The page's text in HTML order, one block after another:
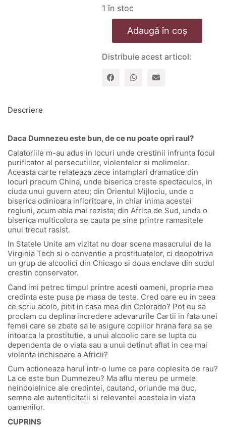
a
fost:
£14.00.
este:
£7.00.
1 în stoc
Cantitate
Masura
credintei
Adaugă în coș
Distribuie acest articol:
Descriere
Daca Dumnezeu este bun, de ce nu poate opri raul?
Calatoriile m-au adus in locuri unde crestinii infrunta focul
purificator al persecutiilor, violentelor si molimelor.
Aceasta carte relateaza zece intamplari dramatice din
locuri precum China, unde biserica creste spectaculos, in
ciuda unui guvern ateu; din Orientul Mijlociu, unde o
biserica odinioara infloritoare, in chiar inima acestei
regiuni, acum abia mai rezista; din Africa de Sud, unde o
biserica multicolora se cauta pe sine printre ramasitele
unui trecut rasist.
In Statele Unite am vizitat nu doar scena masacrului de la
Virginia Tech si o conventie a prostituatelor, ci deopotriva
un grup de alcoolici din Chicago si doua enclave din sudul
crestin conservator.
Cand imi petrec timpul printre acesti oameni, propria mea
credinta este pusa pe masa de teste. Cred oare eu in ceea
ce scriu acolo, pitit in casa mea din Colorado? Pot eu sa
proclam cu deplina incredere adevarurile Cartii in fata unei
femei care se zbate sa le asigure copiilor hrana fara sa se
intoarca la prostitutie, a unui alcoolic care se lupta cu
dependenta de o viata sau a unui detinut aflat in cea mai
violenta inchisoare a Africii?
Cum actioneaza harul intr-o lume ce pare coplesita de rau?
La ce este bun Dumnezeu? Ma aflu mereu pe urmele
neindoielnice ale credintei, cautand, oriunde ma duc,
semne ale autenticitatii si relevantei acesteia in viata
oamenilor.
CUPRINS